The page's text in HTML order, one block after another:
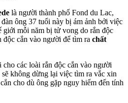
là người thành phố Fond du Lac,
ông 37 tuổi này bị ám ảnh bởi việc
giới mỗi năm bị tử vong do rắn độc
độc cắn vào người để tìm ra chất
cho các loài rắn độc cắn vào người
không dừng lại việc tìm ra vắc xin
cho dù ông gặp nguy hiểm đến tính